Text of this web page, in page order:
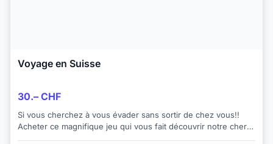
Voyage en Suisse
30.– CHF
Si vous cherchez à vous évader sans sortir de chez vous!!
Acheter ce magnifique jeu qui vous fait découvrir notre cher